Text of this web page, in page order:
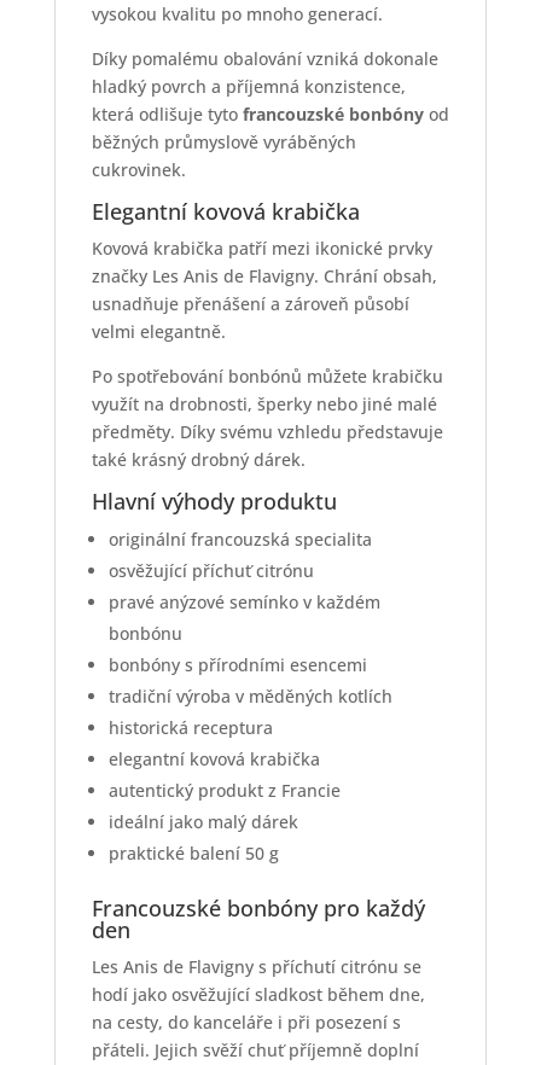
vysokou kvalitu po mnoho generací.
Díky pomalému obalování vzniká dokonale
hladký povrch a příjemná konzistence,
která odlišuje tyto francouzské bonbónyod
běžných průmyslově vyráběných
cukrovinek.
Elegantní kovová krabička
Kovová krabička patří mezi ikonické prvky
značky Les Anis de Flavigny. Chrání obsah,
usnadňuje přenášení a zároveň působí
velmi elegantně.
Po spotřebování bonbónů můžete krabičku
využít na drobnosti, šperky nebo jiné malé
předměty. Díky svému vzhledu představuje
také krásný drobný dárek.
Hlavní výhody produktu
originální francouzská specialita
osvěžující příchuť citrónu
pravé anýzové semínko v každém
bonbónu
bonbóny s přírodními esencemi
tradiční výroba v měděných kotlích
historická receptura
elegantní kovová krabička
autentický produkt z Francie
ideální jako malý dárek
praktické balení 50 g
Francouzské bonbóny pro každý
den
Les Anis de Flavigny s příchutí citrónu se
hodí jako osvěžující sladkost během dne,
na cesty, do kanceláře i při posezení s
přáteli. Jejich svěží chuť příjemně doplní